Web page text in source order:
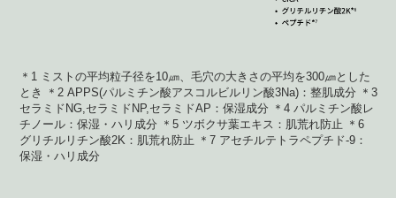
＊1 ミストの平均粒子径を10㎛、毛穴の大きさの平均を300㎛とした
とき ＊2 APPS(パルミチン酸アスコルビルリン酸3Na)：整肌成分 ＊3
セラミドNG,セラミドNP,セラミドAP：保湿成分 ＊4 パルミチン酸レ
チノール：保湿・ハリ成分 ＊5 ツボクサ葉エキス：肌荒れ防止 ＊6
グリチルリチン酸2K：肌荒れ防止 ＊7 アセチルテトラペプチド-9：
保湿・ハリ成分